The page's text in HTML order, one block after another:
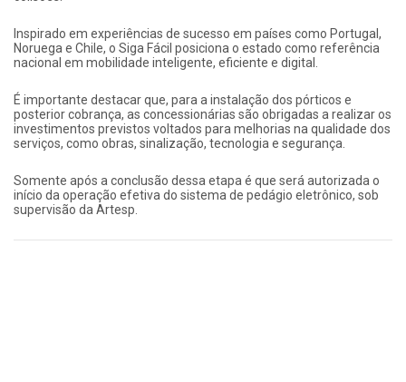
Inspirado em experiências de sucesso em países como Portugal,
Noruega e Chile, o Siga Fácil posiciona o estado como referência
nacional em mobilidade inteligente, eficiente e digital.
É importante destacar que, para a instalação dos pórticos e
posterior cobrança, as concessionárias são obrigadas a realizar os
investimentos previstos voltados para melhorias na qualidade dos
serviços, como obras, sinalização, tecnologia e segurança.
Somente após a conclusão dessa etapa é que será autorizada o
início da operação efetiva do sistema de pedágio eletrônico, sob
supervisão da Artesp.